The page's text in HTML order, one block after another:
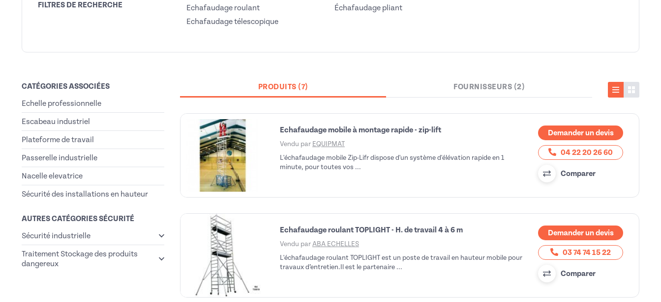
FILTRES DE RECHERCHE
Echafaudage roulant
Echafaudage télescopique
Échafaudage pliant
CATÉGORIES ASSOCIÉES
Echelle professionnelle
Escabeau industriel
Plateforme de travail
Passerelle industrielle
Nacelle elevatrice
Sécurité des installations en hauteur
AUTRES CATÉGORIES SÉCURITÉ
Sécurité industrielle
Traitement Stockage des produits
dangereux
PRODUITS (7)
FOURNISSEURS (2)
Liste
Echafaudage mobile à montage rapide - zip-lift
Vendu par EQUIPMAT
L'échafaudage mobile Zip-Lifr dispose d'un système d'élévation rapide en 1
minute, pour toutes vos ...
Demander un devis
04 22 20 26 60
Comparer
Echafaudage roulant TOPLIGHT - H. de travail 4 à 6 m
Vendu par ABA ECHELLES
L'échafaudage roulant TOPLIGHT est un poste de travail en hauteur mobile pour
travaux d’entretien.Il est le partenaire ...
Demander un devis
03 74 74 15 22
Comparer